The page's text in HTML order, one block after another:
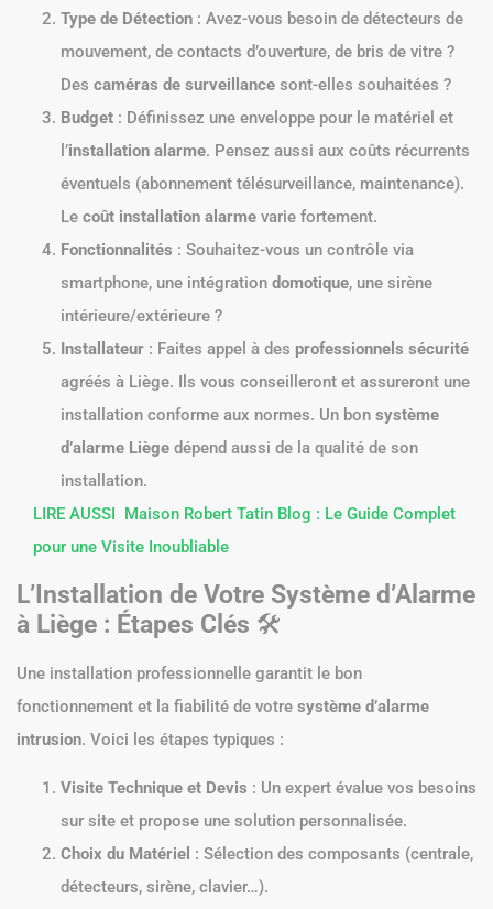
Type de Détection : Avez-vous besoin de détecteurs de
mouvement, de contacts d’ouverture, de bris de vitre ?
Des caméras de surveillance sont-elles souhaitées ?
Budget : Définissez une enveloppe pour le matériel et
l’installation alarme. Pensez aussi aux coûts récurrents
éventuels (abonnement télésurveillance, maintenance).
Le coût installation alarme varie fortement.
Fonctionnalités : Souhaitez-vous un contrôle via
smartphone, une intégration domotique, une sirène
intérieure/extérieure ?
Installateur : Faites appel à des professionnels sécurité
agréés à Liège. Ils vous conseilleront et assureront une
installation conforme aux normes. Un bon système
d’alarme Liège dépend aussi de la qualité de son
installation.
LIRE AUSSI Maison Robert Tatin Blog : Le Guide Complet
pour une Visite Inoubliable
L’Installation de Votre Système d’Alarme
à Liège : Étapes Clés 🛠️
Une installation professionnelle garantit le bon
fonctionnement et la fiabilité de votre système d’alarme
intrusion. Voici les étapes typiques :
Visite Technique et Devis : Un expert évalue vos besoins
sur site et propose une solution personnalisée.
Choix du Matériel : Sélection des composants (centrale,
détecteurs, sirène, clavier…).